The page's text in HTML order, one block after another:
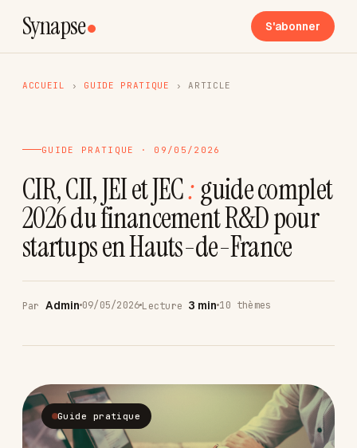
Synapse S'abonner
ACCUEIL › GUIDE PRATIQUE › ARTICLE
GUIDE PRATIQUE · 09/05/2026
CIR, CII, JEI et JEC:guide complet
2026 du financement R&D pour
startups en Hauts-de-France
Par Admin 09/05/2026 Lecture 3 min 10 thèmes
Guide pratique